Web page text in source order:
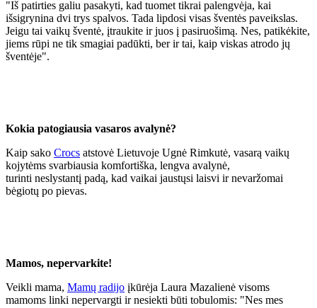
"Iš patirties galiu pasakyti, kad tuomet tikrai palengvėja, kai
išsigrynina dvi trys spalvos. Tada lipdosi visas šventės paveikslas.
Jeigu tai vaikų šventė, įtraukite ir juos į pasiruošimą. Nes, patikėkite,
jiems rūpi ne tik smagiai padūkti, ber ir tai, kaip viskas atrodo jų
šventėje".
Kokia patogiausia vasaros avalynė?
Kaip sako Crocs atstovė Lietuvoje Ugnė Rimkutė, vasarą vaikų
kojytėms svarbiausia komfortiška, lengva avalynė,
turinti neslystantį padą, kad vaikai jaustųsi laisvi ir nevaržomai
bėgiotų po pievas.
Mamos, nepervarkite!
Veikli mama, Mamų radijo įkūrėja Laura Mazalienė visoms
mamoms linki nepervargti ir nesiekti būti tobulomis: "Nes mes